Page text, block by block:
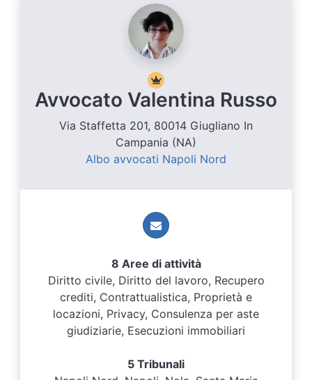
Avvocato Valentina Russo
Via Staffetta 201, 80014 Giugliano In
Campania (NA)
Albo avvocati Napoli Nord
8 Aree di attività
Diritto civile, Diritto del lavoro, Recupero
crediti, Contrattualistica, Proprietà e
locazioni, Privacy, Consulenza per aste
giudiziarie, Esecuzioni immobiliari
5 Tribunali